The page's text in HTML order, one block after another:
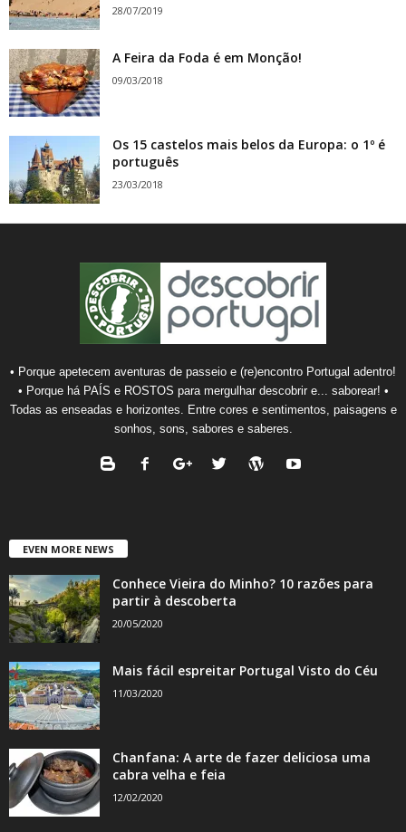
28/07/2019
A Feira da Foda é em Monção!
09/03/2018
Os 15 castelos mais belos da Europa: o 1º é
português
23/03/2018
• Porque apetecem aventuras de passeio e (re)encontro Portugal adentro!
• Porque há PAÍS e ROSTOS para mergulhar descobrir e... saborear! •
Todas as enseadas e horizontes. Entre cores e sentimentos, paisagens e
sonhos, sons, sabores e saberes.
EVEN MORE NEWS
Conhece Vieira do Minho? 10 razões para
partir à descoberta
20/05/2020
Mais fácil espreitar Portugal Visto do Céu
11/03/2020
Chanfana: A arte de fazer deliciosa uma
cabra velha e feia
12/02/2020